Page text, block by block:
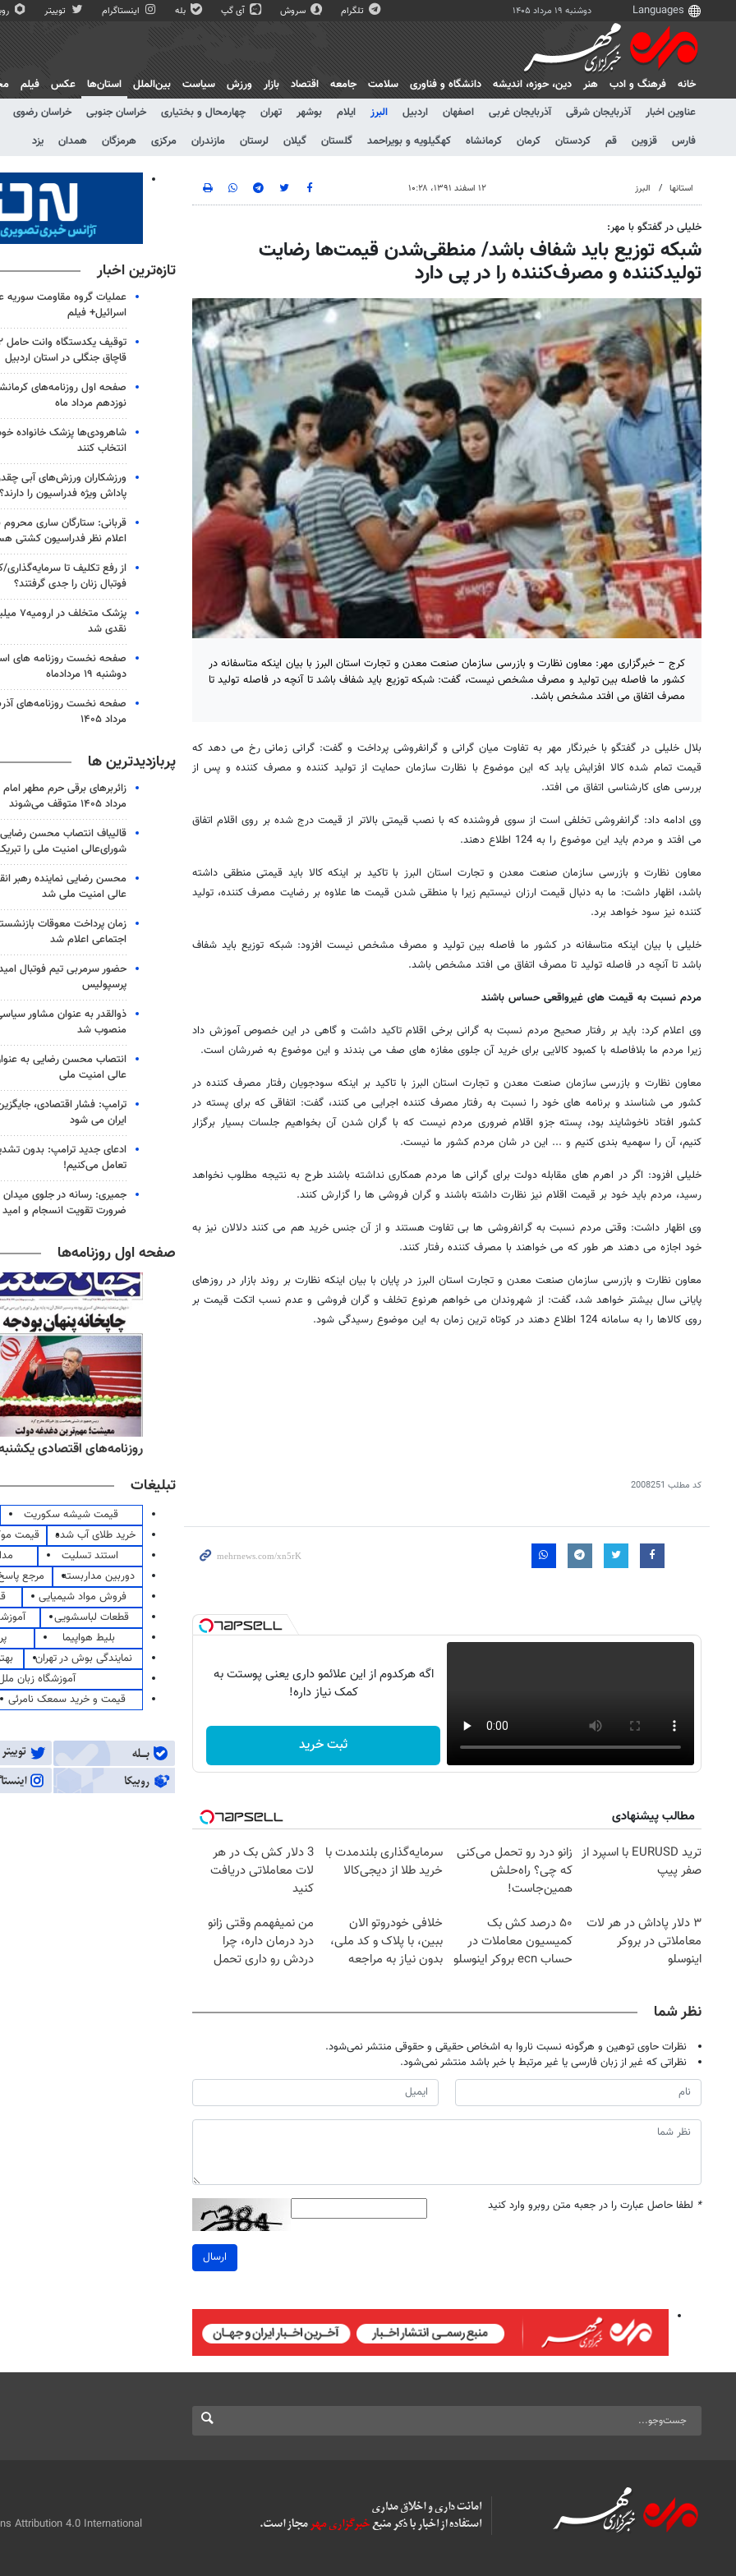
دوشنبه ۱۹ مرداد ۱۴۰۵ تلگرام سروش آی گپ بله اینستاگرام توییتر
خانه فرهنگ و ادب هنر دين، حوزه، انديشه دانشگاه و فناوری سلامت جامعه اقتصاد بازار ورزش سیاست بین‌الملل
استان‌ها
عناوین اخبار
آذربایجان شرقی آذربایجان غربی اصفهان اردبیل البرز ایلام بوشهر تهران چهارمحال و بختیاری خراسان جنوبی خراسان رضوی
فارس
قزوین قم کردستان کرمان کرمانشاه کهگیلویه و بویراحمد گلستان گیلان لرستان مازندران مرکزی هرمزگان همدان یزد
عکس فیلم
استانها البرز ۱۲ اسفند ۱۳۹۱، ۱۰:۲۸
خلیلی در گفتگو با مهر:
شبکه توزیع باید شفاف باشد/ منطقی‌شدن قیمت‌ها رضایت
تولیدکننده و مصرف‌کننده را در پی دارد
کرج – خبرگزاری مهر: معاون نظارت و بازرسی سازمان صنعت معدن و تجارت استان البرز با بیان اینکه متاسفانه در
کشور ما فاصله بین تولید و مصرف مشخص نیست، گفت: شبکه توزیع باید شفاف باشد تا آنچه در فاصله تولید تا
مصرف اتفاق می افتد مشخص باشد.
بلال خلیلی در گفتگو با خبرنگار مهر به تفاوت میان گرانی و گرانفروشی پرداخت و گفت: گرانی زمانی رخ می دهد که
قیمت تمام شده کالا افزایش یابد که این موضوع با نظارت سازمان حمایت از تولید کننده و مصرف کننده و پس از
بررسی های کارشناسی اتفاق می افتد.
وی ادامه داد: گرانفروشی تخلفی است از سوی فروشنده که با نصب قیمتی بالاتر از قیمت درج شده بر روی اقلام اتفاق
می افتد و مردم باید این موضوع را به 124 اطلاع دهند.
معاون نظارت و بازرسی سازمان صنعت معدن و تجارت استان البرز با تاکید بر اینکه کالا باید قیمتی منطقی داشته
باشد، اظهار داشت: ما به دنبال قیمت ارزان نیستیم زیرا با منطقی شدن قیمت ها علاوه بر رضایت مصرف کننده، تولید
کننده نیز سود خواهد برد.
خلیلی با بیان اینکه متاسفانه در کشور ما فاصله بین تولید و مصرف مشخص نیست افزود: شبکه توزیع باید شفاف
باشد تا آنچه در فاصله تولید تا مصرف اتفاق می افتد مشخص باشد.
مردم نسبت به قیمت های غیرواقعی حساس باشند
وی اعلام کرد: باید بر رفتار صحیح مردم نسبت به گرانی برخی اقلام تاکید داشت و گاهی در این خصوص آموزش داد
زیرا مردم ما بلافاصله با کمبود کالایی برای خرید آن جلوی مغازه های صف می بندند و این موضوع به ضررشان است.
معاون نظارت و بازرسی سازمان صنعت معدن و تجارت استان البرز با تاکید بر اینکه سودجویان رفتار مصرف کننده در
کشور می شناسند و برنامه های خود را نسبت به رفتار مصرف کننده اجرایی می کنند، گفت: اتفاقی که برای پسته در
کشور افتاد ناخوشایند بود، پسته جزو اقلام ضروری مردم نیست که با گران شدن آن بخواهیم جلسات بسیار برگزار
کنیم، آن را سهمیه بندی کنیم و ... این در شان مردم کشور ما نیست.
خلیلی افزود: اگر در اهرم های مقابله دولت برای گرانی ها مردم همکاری نداشته باشند طرح به نتیجه مطلوب نخواهد
رسید، مردم باید خود بر قیمت اقلام نیز نظارت داشته باشند و گران فروشی ها را گزارش کنند.
وی اظهار داشت: وقتی مردم نسبت به گرانفروشی ها بی تفاوت هستند و از آن جنس خرید هم می کنند دلالان نیز به
خود اجازه می دهند هر طور که می خواهند با مصرف کننده رفتار کنند.
معاون نظارت و بازرسی سازمان صنعت معدن و تجارت استان البرز در پایان با بیان اینکه نظارت بر روند بازار در روزهای
پایانی سال بیشتر خواهد شد، گفت: از شهروندان می خواهم هرنوع تخلف و گران فروشی و عدم نسب اتکت قیمت بر
روی کالاها را به سامانه 124 اطلاع دهند در کوتاه ترین زمان به این موضوع رسیدگی شود.
کد مطلب 2008251
اگه هرکدوم از این علائمو داری یعنی پوستت به
کمک نیاز داره!
ثبت خرید
مطالب پیشنهادی
ترید EURUSD با اسپرد از
صفر پیپ
زانو درد رو تحمل می‌کنی
که چی؟ راه‌حلش
همین‌جاست!
سرمایه‌گذاری بلندمدت با
خرید طلا از دیجی‌کالا
3 دلار کش بک در هر
لات معاملاتی دریافت
کنید
۳ دلار پاداش در هر لات
معاملاتی در بروکر
اینوسلو
۵۰ درصد کش بک
کمیسیون معاملات در
حساب ecn بروکر اینوسلو
خلافی خودروتو الان
ببین، با پلاک و کد ملی،
بدون نیاز به مراجعه
من نمیفهمم وقتی زانو
درد درمان داره، چرا
دردش رو داری تحمل
نظر شما
نظرات حاوی توهین و هرگونه نسبت ناروا به اشخاص حقیقی و حقوقی منتشر نمی‌شود.
نظراتی که غیر از زبان فارسی یا غیر مرتبط با خبر باشد منتشر نمی‌شود.
* لطفا حاصل عبارت را در جعبه متن روبرو وارد کنید
ارسال
تازه‌ترین اخبار
عملیات گروه مقاومت سوریه
اسرائیل+ فیلم
قاچاق جنگلی در استان اردبیل
صفحه اول روزنامه‌های
نوزدهم مرداد ماه
شاهرودی‌ها پزشک خانواده خود
انتخاب کنند
ورزشکاران ورزش‌های آبی
پاداش ویژه فدراسیون را دارند؟
قربانی: ستارگان ساری
اعلام نظر فدراسیون کشتی
از رفع تکلیف تا
فوتبال زنان را جدی گرفتند؟
پزشک
نقدی شد
صفحه نخست روزنامه های
دوشنبه ۱۹ مردادماه
مرداد ۱۴۰۵
پربازدیدترین ها
مرداد ۱۴۰۵ متوقف می‌شوند
قالیباف انتصاب محسن
شورای‌عالی امنیت ملی را
محسن رضایی نماینده رهبر
عالی امنیت ملی شد
زمان پرداخت معوقات
اجتماعی اعلام شد
حضور سرمربی تیم فوتبال
پرسپولیس
ذوالقدر به عنوان مشاور
منصوب شد
انتصاب محسن رضایی به
عالی امنیت ملی
ترامپ: فشار اقتصادی،
ایران می شود
ادعای جدید ترامپ: بدون
تعامل می‌کنیم!
جمیری: رسانه‌ در جلوی میدان
ضرورت تقویت انسجام و امید
صفحه اول روزنامه‌ها
روزنامه‌های اقتصادی یکشنبه ۱۸ مرداد
تبلیغات
قیمت شیشه سکوریت
خرید طلای آب شده
قیمت
استند تسلیت
دوربین مداربسته
مرجع
فروش مواد شیمیایی
قطعات لباسشویی
بلیط هواپیما
نمایندگی بوش در تهران
آموزشگاه زبان
قیمت و خرید سمعک نامرئی
Attribution 4.0 International